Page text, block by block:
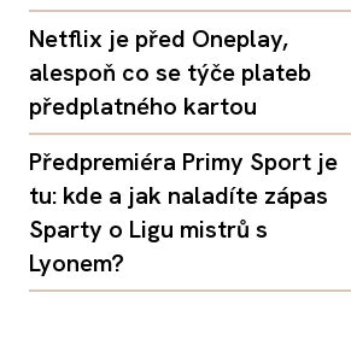
Netflix je před Oneplay,
alespoň co se týče plateb
předplatného kartou
Předpremiéra Primy Sport je
tu: kde a jak naladíte zápas
Sparty o Ligu mistrů s
Lyonem?